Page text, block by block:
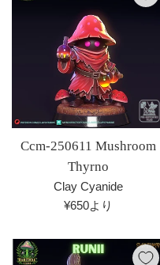
Ccm-250611 Mushroom
Thyrno
Clay Cyanide
¥650より